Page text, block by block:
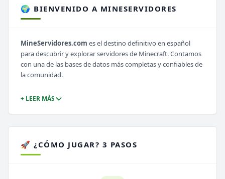
🌍 BIENVENIDO A MINESERVIDORES
MineServidores.com es el destino definitivo en español
para descubrir y explorar servidores de Minecraft. Contamos
con una de las bases de datos más completas y confiables de
la comunidad.
+ LEER MÁS
🚀 ¿CÓMO JUGAR? 3 PASOS